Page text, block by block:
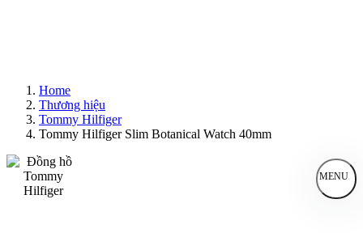
Home
Thương hiệu
Tommy Hilfiger
Tommy Hilfiger Slim Botanical Watch 40mm
MENU